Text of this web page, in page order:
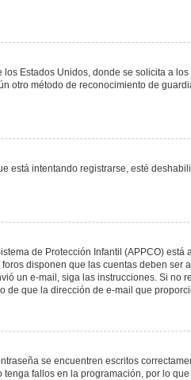
Estados Unidos, donde se solicita a
otro método de reconocimiento de
intentando registrarse, esté
de Protección Infantil (APPCO)
disponen que las cuentas deben ser
un e-mail, siga las instrucciones. Si no
que la dirección de e-mail que
se encuentren escritos
fallos en la programación, por lo